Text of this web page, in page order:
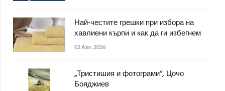
Най-честите грешки при избора на
хавлиени кърпи и как да ги избегнем
02 Авг. 2026
„Тристишия и фотограми“, Цочо
Бояджиев